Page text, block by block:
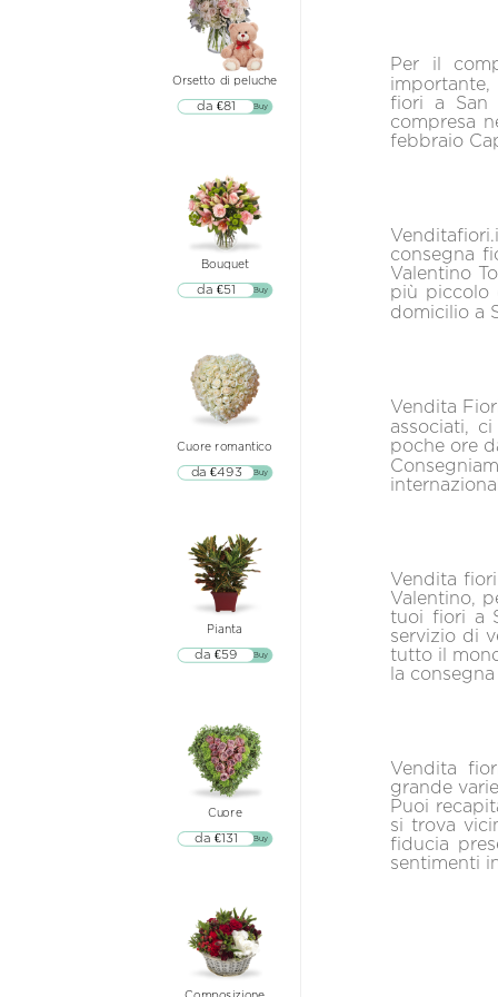
Orsetto di peluche
▷▷ Buy
da €81
Bouquet
▷▷ Buy
da €51
Cuore romantico
▷▷ Buy
da €493
Pianta
▷▷ Buy
da €59
Cuore
▷▷ Buy
da €131
Per il
fiori a San
compresa
febbraio
consegna
Valentino
più piccolo
domicilio a
Vendita
associati,
poche ore
Vendita
Valentino,
tuoi fiori a
servizio di
tutto il
la
Vendita
grande
Puoi
si trova
fiducia
sentimenti